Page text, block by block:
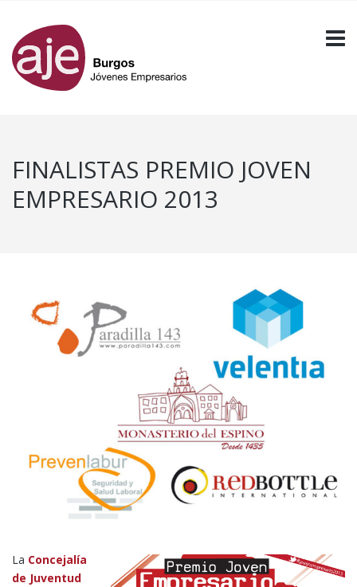
FINALISTAS PREMIO JOVEN
EMPRESARIO 2013
La Concejalía
de Juventud